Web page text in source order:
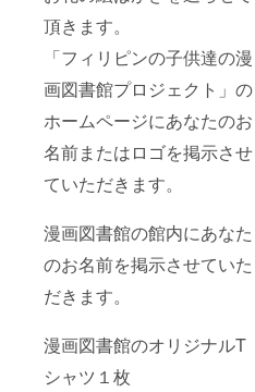
頂きます。
「フィリピンの子供達の漫
画図書館プロジェクト」の
ホームページにあなたのお
名前またはロゴを掲示させ
ていただきます。
漫画図書館の館内にあなた
のお名前を掲示させていた
だきます。
漫画図書館のオリジナルT
シャツ１枚